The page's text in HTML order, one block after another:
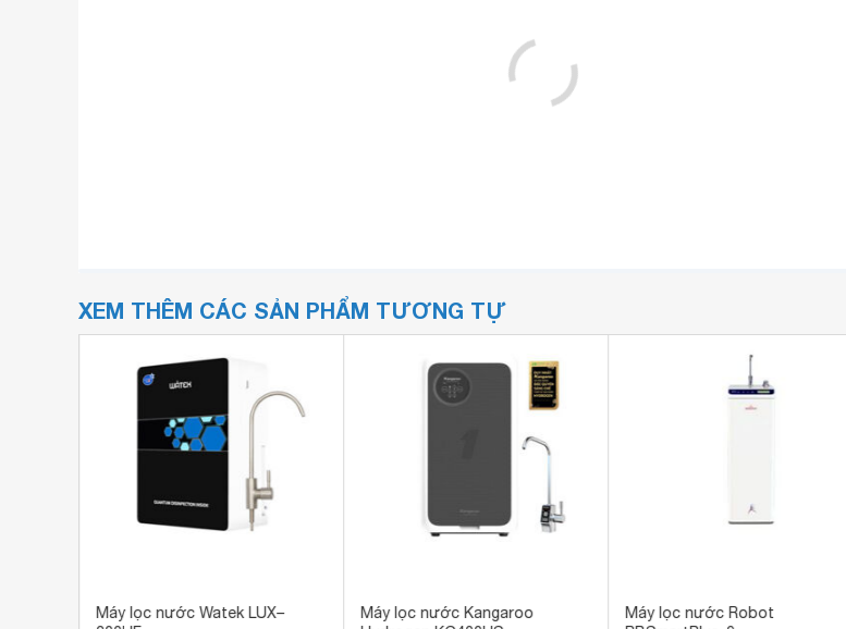
XEM THÊM CÁC SẢN PHẨM TƯƠNG TỰ
Máy lọc nước Watek LUX–
Máy lọc nước Kangaroo
Máy lọc nước Robot